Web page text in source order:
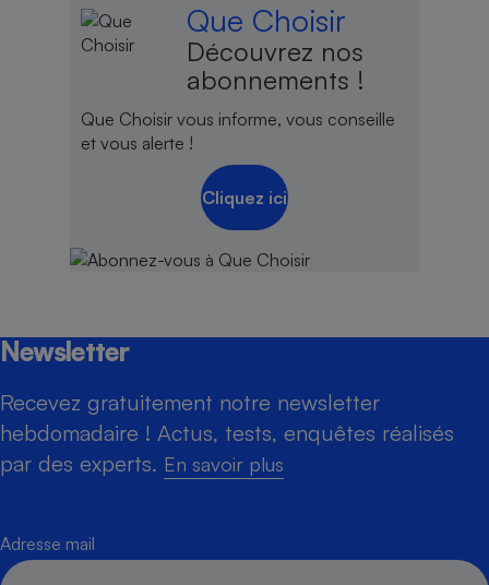
Que Choisir
Découvrez nos
abonnements !
Que Choisir vous informe, vous conseille
et vous alerte !
Cliquez ici
Newsletter
Recevez gratuitement notre newsletter
hebdomadaire ! Actus, tests, enquêtes réalisés
par des experts. En savoir plus
Adresse mail